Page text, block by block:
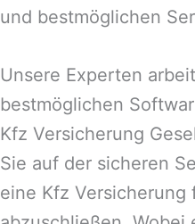
und bestmöglichen
Unsere Experten
bestmöglichen
Kfz Versicherung
Sie auf der sicheren
eine Kfz Versicherung